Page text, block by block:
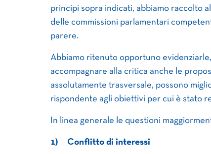
principi sopra indicati, abbiamo raccolto
delle commissioni parlamentari
parere.
Abbiamo ritenuto opportuno
accompagnare alla critica anche le
assolutamente trasversale, possono
rispondente agli obiettivi per cui è stato
In linea generale le questioni
1) Conflitto di interessi